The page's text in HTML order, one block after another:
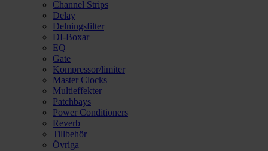
Channel Strips
Delay
Delningsfilter
DI-Boxar
EQ
Gate
Kompressor/limiter
Master Clocks
Multieffekter
Patchbays
Power Conditioners
Reverb
Tillbehör
Övriga